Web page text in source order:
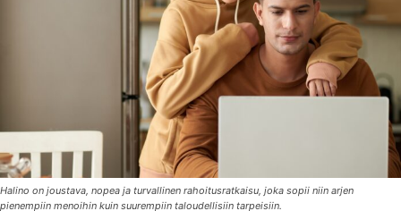
Halino on joustava, nopea ja turvallinen rahoitusratkaisu, joka sopii niin arjen
pienempiin menoihin kuin suurempiin taloudellisiin tarpeisiin.